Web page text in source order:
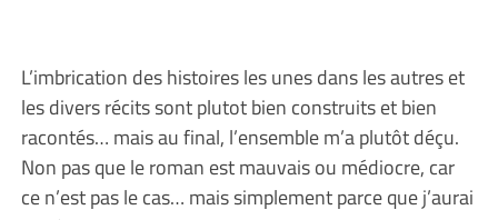
L’imbrication des histoires les unes dans les autres et
les divers récits sont plutot bien construits et bien
racontés… mais au final, l’ensemble m’a plutôt déçu.
Non pas que le roman est mauvais ou médiocre, car
ce n’est pas le cas… mais simplement parce que j’aurai